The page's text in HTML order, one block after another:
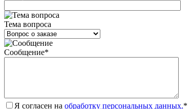
Тема вопроса
Сообщение*
Я согласен на обработку персональных данных.*